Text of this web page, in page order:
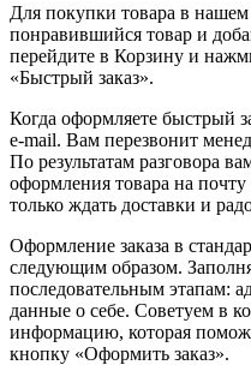
Для покупки товара в
понравившийся товар и
перейдите в Корзину и
«Быстрый заказ».
Когда оформляете быстрый
e-mail. Вам перезвонит
По результатам разговора
оформления товара на
только ждать доставки и
Оформление заказа в
следующим образом.
последовательным этапам:
данные о себе. Советуем в
информацию, которая
кнопку «Оформить заказ».